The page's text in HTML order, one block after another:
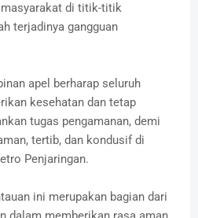
di titik-titik
terjadinya gangguan
apel berharap seluruh
kesehatan dan tetap
tugas pengamanan, demi
tertib, dan kondusif di
Penjaringan.
ini merupakan bagian dari